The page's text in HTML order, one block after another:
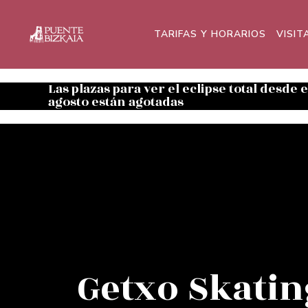
TARIFAS Y HORARIOS
Las plazas para ver el eclipse total desde
agosto están agotadas
Getxo